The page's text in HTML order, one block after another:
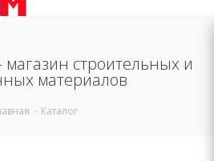
строительных и
материалов
- Каталог